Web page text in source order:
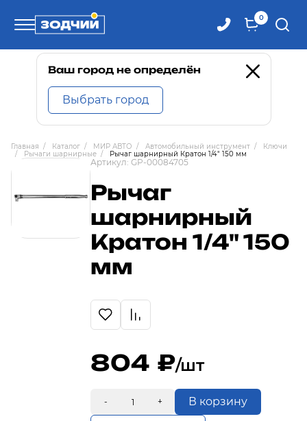
0
Телефоны
8 800 100-71-71
8 (4242) 30-00-27
8 (4242) 30-00-72
Ваш город не определён
Выбрать город
Главная / Каталог / МИР АВТО / Автомобильный инструмент /
Ключи
/
Рычаги шарнирные / Рычаг шарнирный Кратон 1/4" 150 мм
Артикул: GP-00084705
Рычаг
шарнирный
Кратон 1/4" 150
мм
804 /шт
- + В корзину